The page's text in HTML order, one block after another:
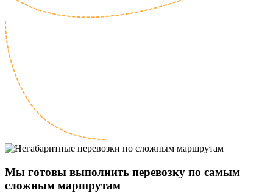
Мы готовы выполнить перевозку по самым
сложным маршрутам